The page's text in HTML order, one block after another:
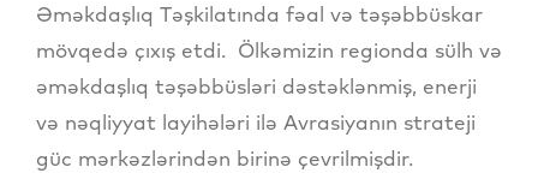
Əməkdaşlıq Təşkilatında fəal və təşəbbüskar
mövqedə çıxış etdi. Ölkəmizin regionda sülh və
əməkdaşlıq təşəbbüsləri dəstəklənmiş, enerji
və nəqliyyat layihələri ilə Avrasiyanın strateji
güc mərkəzlərindən birinə çevrilmişdir.